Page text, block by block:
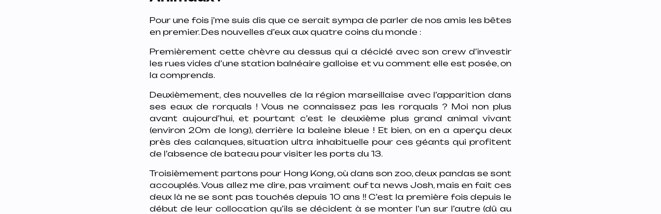
Pour une fois j’me suis dis que ce serait sympa de parler de nos amis les bêtes
en premier. Des nouvelles d’eux aux quatre coins du monde :
Premièrement cette chèvre au dessus qui a décidé avec son crew d’investir
les rues vides d’une station balnéaire galloise et vu comment elle est posée, on
la comprends.
Deuxièmement, des nouvelles de la région marseillaise avec l’apparition dans
ses eaux de rorquals ! Vous ne connaissez pas les rorquals ? Moi non plus
avant aujourd’hui, et pourtant c’est le deuxième plus grand animal vivant
(environ 20m de long), derrière la baleine bleue ! Et bien, on en a aperçu deux
près des calanques, situation ultra inhabituelle pour ces géants qui profitent
de l’absence de bateau pour visiter les ports du 13.
Troisièmement partons pour Hong Kong, où dans son zoo, deux pandas se sont
accouplés. Vous allez me dire, pas vraiment ouf ta news Josh, mais en fait ces
deux là ne se sont pas touchés depuis 10 ans !! C’est la première fois depuis le
début de leur collocation qu’ils se décident à se monter l’un sur l’autre (dû au